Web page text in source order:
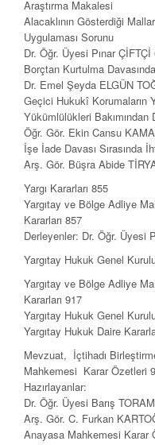
Araştırma Makalesi
Alacaklının Gösterdiği
Uygulaması Sorunu
Dr. Öğr. Üyesi Pınar ÇİFTÇİ
Borçtan Kurtulma
Dr. Emel Şeyda ELGÜN
Geçici Hukukî Korumaların
Yükümlülükleri Bakımından
Öğr. Gör. Ekin Cansu
İşe İade Davası Sırasında
Arş. Gör. Büşra Abide
Yargı Kararları 855
Yargıtay ve Bölge Adliye
Kararları 857
Derleyenler: Dr. Öğr. Üyesi
Yargıtay Hukuk Genel
Yargıtay ve Bölge Adliye
Kararları 917
Yargıtay Hukuk Genel
Yargıtay Hukuk Daire
Mevzuat, İçtihadı
Mahkemesi Karar Özetleri
Hazırlayanlar:
Dr. Öğr. Üyesi Barış
Arş. Gör. C. Furkan
Anayasa Mahkemesi Karar